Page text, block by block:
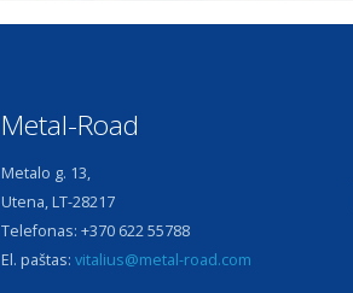
Metal-Road
Metalo g. 13,
Utena, LT-28217
Telefonas: +370 622 55788
El. paštas: vitalius@metal-road.com